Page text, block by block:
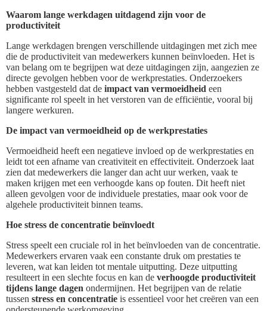
Waarom lange werkdagen uitdagend zijn voor de
productiviteit
Lange werkdagen brengen verschillende uitdagingen met zich mee
die de productiviteit van medewerkers kunnen beïnvloeden. Het is
van belang om te begrijpen wat deze uitdagingen zijn, aangezien ze
directe gevolgen hebben voor de werkprestaties. Onderzoekers
hebben vastgesteld dat de impact van vermoeidheid een
significante rol speelt in het verstoren van de efficiëntie, vooral bij
langere werkuren.
De impact van vermoeidheid op de werkprestaties
Vermoeidheid heeft een negatieve invloed op de werkprestaties en
leidt tot een afname van creativiteit en effectiviteit. Onderzoek laat
zien dat medewerkers die langer dan acht uur werken, vaak te
maken krijgen met een verhoogde kans op fouten. Dit heeft niet
alleen gevolgen voor de individuele prestaties, maar ook voor de
algehele productiviteit binnen teams.
Hoe stress de concentratie beïnvloedt
Stress speelt een cruciale rol in het beïnvloeden van de concentratie.
Medewerkers ervaren vaak een constante druk om prestaties te
leveren, wat kan leiden tot mentale uitputting. Deze uitputting
resulteert in een slechte focus en kan de verhoogde productiviteit
tijdens lange dagen ondermijnen. Het begrijpen van de relatie
tussen stress en concentratie is essentieel voor het creëren van een